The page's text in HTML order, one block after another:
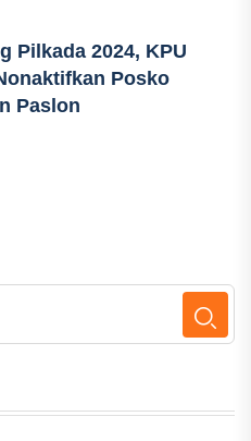
Pilkada 2024, KPU
Posko
Paslon